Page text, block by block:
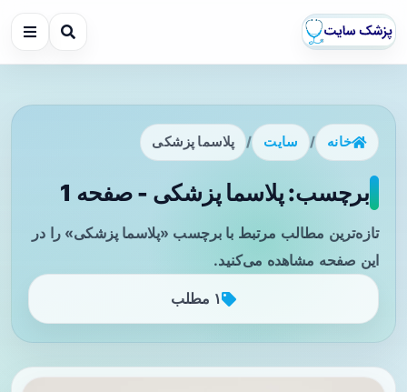
خانه / سایت / پلاسما پزشکی
برچسب: پلاسما پزشکی - صفحه 1
تازه‌ترین مطالب مرتبط با برچسب «پلاسما پزشکی» را در
این صفحه مشاهده می‌کنید.
۱ مطلب